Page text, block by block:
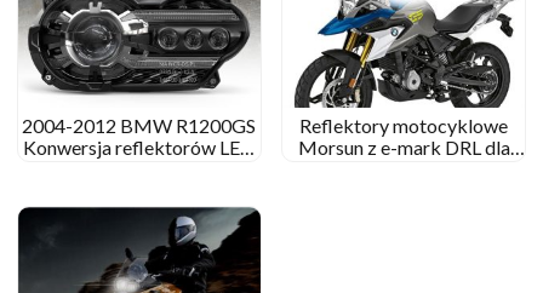
2004-2012 BMW R1200GS
Konwersja reflektorów LED
GS
Reflektory motocyklowe
Morsun z e-mark DRL dla